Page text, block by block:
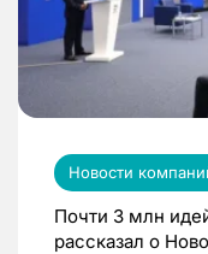
Новости
Почти 3 млн
рассказал о